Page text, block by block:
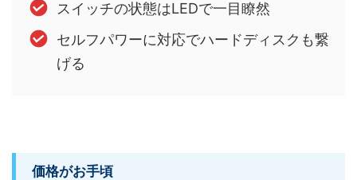
スイッチの状態はLEDで一目瞭然
セルフパワーに対応でハードディスクも繋
げる
価格がお手頃